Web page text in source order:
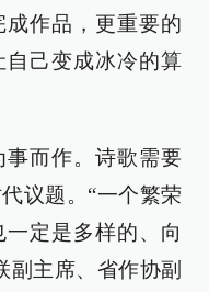
作品，更重要的
自己变成冰冷的算
而作。诗歌需要
议题。“一个繁荣
定是多样的、向
副主席、省作协副